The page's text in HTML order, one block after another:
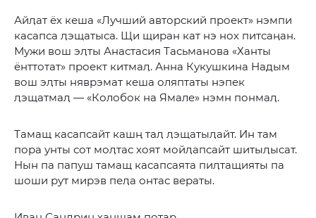
Айӆат ёх кеша «Лучший авторский проект» нэмпи
касапса ӆэщатыса. Щи щиран кат нэ нох питсаӊан.
Мужи вош эӆты Анастасия Тасьманова «Ханты
ёнттотат» проект китмаӆ. Анна Кукушкина Надым
вош эӆты няврэмат кеша оляптаты нэпек
ӆэщатмаӆ — «Колобок на Ямале» нэмн понмаӆ.
Тамащ касапсайт кашӊ таӆ ӆэщатыӆайт. Ин там
пора унты сот моӆтас хоят мойӆапсайт шитыӆысат.
Нын па папуш тамащ касапсаята пиӆтащияты па
шоши рут мирэв пеӆа онтас вераты.